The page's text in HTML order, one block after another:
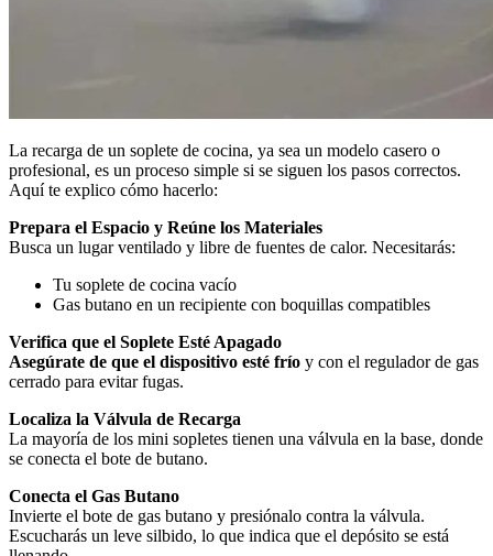
La recarga de un soplete de cocina, ya sea un modelo casero o
profesional, es un proceso simple si se siguen los pasos correctos.
Aquí te explico cómo hacerlo:
Prepara el Espacio y Reúne los Materiales
Busca un lugar ventilado y libre de fuentes de calor. Necesitarás:
Tu soplete de cocina vacío
Gas butano en un recipiente con boquillas compatibles
Verifica que el Soplete Esté Apagado
Asegúrate de que el dispositivo esté frío y con el regulador de gas
cerrado para evitar fugas.
Localiza la Válvula de Recarga
La mayoría de los mini sopletes tienen una válvula en la base, donde
se conecta el bote de butano.
Conecta el Gas Butano
Invierte el bote de gas butano y presiónalo contra la válvula.
Escucharás un leve silbido, lo que indica que el depósito se está